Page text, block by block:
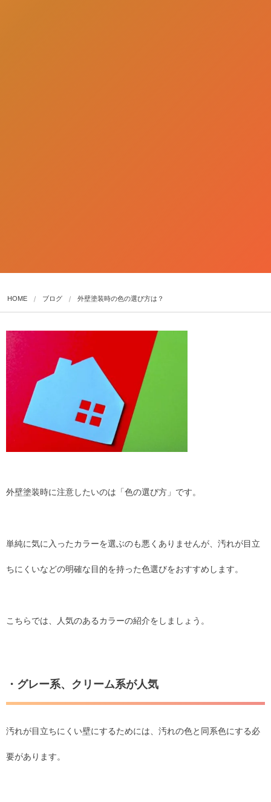
HOME ブログ 外壁塗装時の色の選び方は？
外壁塗装時に注意したいのは「色の選び方」です。
単純に気に入ったカラーを選ぶのも悪くありませんが、汚れが目立
ちにくいなどの明確な目的を持った色選びをおすすめします。
こちらでは、人気のあるカラーの紹介をしましょう。
・グレー系、クリーム系が人気
汚れが目立ちにくい壁にするためには、汚れの色と同系色にする必
要があります。